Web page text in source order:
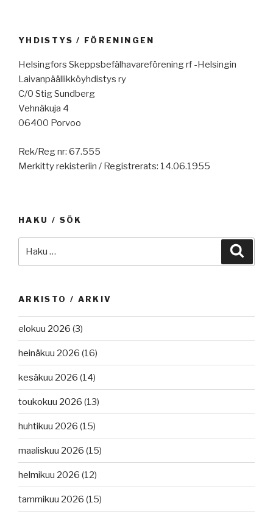
YHDISTYS / FÖRENINGEN
Helsingfors Skeppsbefälhavareförening rf -Helsingin
Laivanpäällikköyhdistys ry
C/0 Stig Sundberg
Vehnäkuja 4
06400 Porvoo
Rek/Reg nr: 67.555
Merkitty rekisteriin / Registrerats: 14.06.1955
HAKU / SÖK
ARKISTO / ARKIV
elokuu 2026 (3)
heinäkuu 2026 (16)
kesäkuu 2026 (14)
toukokuu 2026 (13)
huhtikuu 2026 (15)
maaliskuu 2026 (15)
helmikuu 2026 (12)
tammikuu 2026 (15)